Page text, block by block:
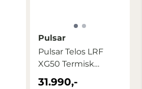
Pulsar
Pulsar Telos LRF
XG50 Termisk
Kikkert
31.990,-